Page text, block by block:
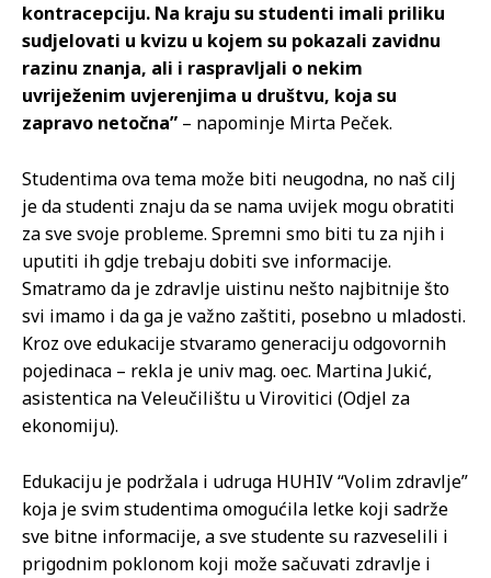
kontracepciju. Na kraju su studenti imali priliku
sudjelovati u kvizu u kojem su pokazali zavidnu
razinu znanja, ali i raspravljali o nekim
uvriježenim uvjerenjima u društvu, koja su
zapravo netočna” – napominje Mirta Peček.
Studentima ova tema može biti neugodna, no naš cilj
je da studenti znaju da se nama uvijek mogu obratiti
za sve svoje probleme. Spremni smo biti tu za njih i
uputiti ih gdje trebaju dobiti sve informacije.
Smatramo da je zdravlje uistinu nešto najbitnije što
svi imamo i da ga je važno zaštiti, posebno u mladosti.
Kroz ove edukacije stvaramo generaciju odgovornih
pojedinaca – rekla je univ mag. oec. Martina Jukić,
asistentica na Veleučilištu u Virovitici (Odjel za
ekonomiju).
Edukaciju je podržala i udruga HUHIV “Volim zdravlje”
koja je svim studentima omogućila letke koji sadrže
sve bitne informacije, a sve studente su razveselili i
prigodnim poklonom koji može sačuvati zdravlje i